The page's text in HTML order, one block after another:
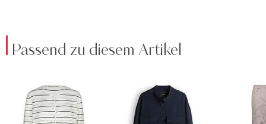
Passend zu diesem Artikel